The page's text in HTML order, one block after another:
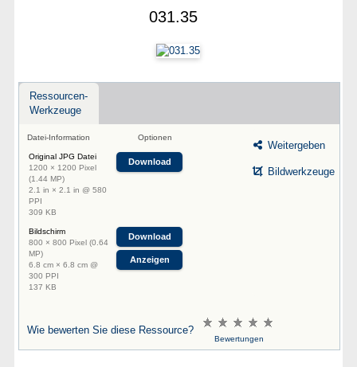
031.35
Ressourcen-
Werkzeuge
Datei-Information Optionen
Original JPG Datei
1200 × 1200 Pixel
(1.44 MP)
2.1 in × 2.1 in @ 580
PPI
309 KB
Download
Bildschirm
800 × 800 Pixel (0.64
MP)
6.8 cm × 6.8 cm @
300 PPI
137 KB
Download
Anzeigen
Weitergeben
Bildwerkzeuge
Wie bewerten Sie diese Ressource?
Bewertungen